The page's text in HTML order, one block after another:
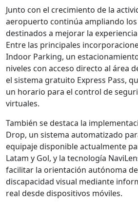
Junto con el crecimiento de la
aeropuerto continúa ampliando
destinados a mejorar la
Entre las principales
Indoor Parking, un
niveles con acceso directo al área
el sistema gratuito Express Pass,
un horario para el control de
virtuales.
También se destaca la
Drop, un sistema automatizado
equipaje disponible actualmente
Latam y Gol, y la tecnología
facilitar la orientación autónoma
discapacidad visual mediante
real desde dispositivos móviles.